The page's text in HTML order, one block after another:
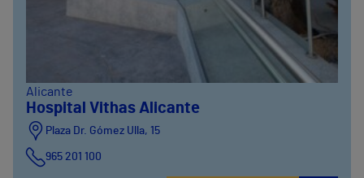
Alicante
Hospital Vithas Alicante
Plaza Dr. Gómez Ulla, 15
965 201 100